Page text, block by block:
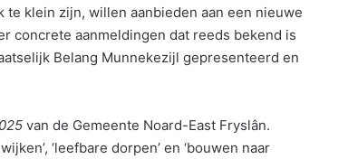
klein zijn, willen aanbieden aan een nieuwe
concrete aanmeldingen dat reeds bekend is
Belang Munnekezijl gepresenteerd en
van de Gemeente Noard-East Fryslân.
‘leefbare dorpen’ en ‘bouwen naar